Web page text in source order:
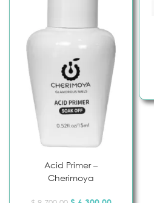
Acid Primer –
Cherimoya